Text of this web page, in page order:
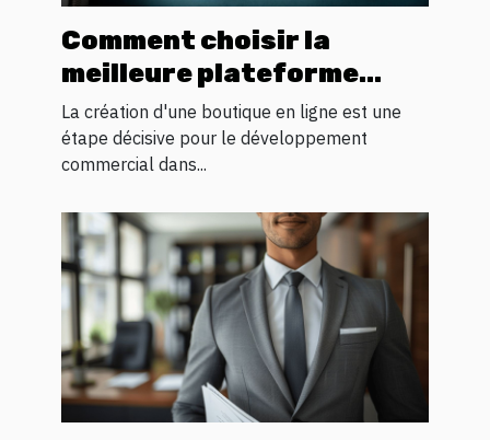
Comment choisir la
meilleure plateforme
pour votre boutique en
ligne
La création d'une boutique en ligne est une
étape décisive pour le développement
commercial dans...